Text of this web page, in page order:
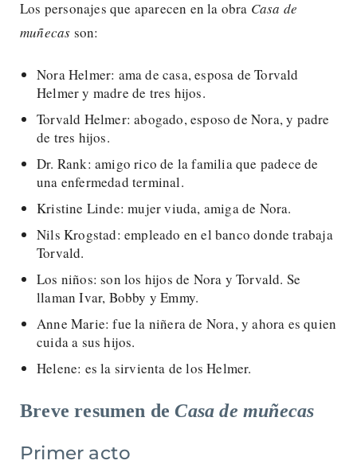
Los personajes que aparecen en la obra Casa de
muñecas son:
Nora Helmer: ama de casa, esposa de Torvald
Helmer y madre de tres hijos.
Torvald Helmer: abogado, esposo de Nora, y padre
de tres hijos.
Dr. Rank: amigo rico de la familia que padece de
una enfermedad terminal.
Kristine Linde: mujer viuda, amiga de Nora.
Nils Krogstad: empleado en el banco donde trabaja
Torvald.
Los niños: son los hijos de Nora y Torvald. Se
llaman Ivar, Bobby y Emmy.
Anne Marie: fue la niñera de Nora, y ahora es quien
cuida a sus hijos.
Helene: es la sirvienta de los Helmer.
Breve resumen de Casa de muñecas
Primer acto